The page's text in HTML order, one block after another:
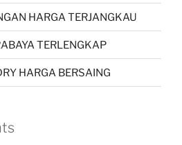
HARGA TERJANGKAU
TERLENGKAP
HARGA BERSAING